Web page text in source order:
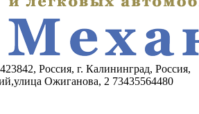
423842, Россия, г. Калининград, Россия,
Ожиганова, 2 73435564480